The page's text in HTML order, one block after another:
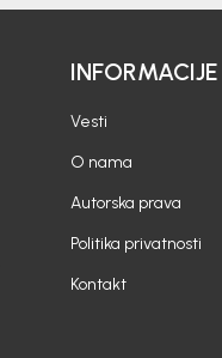
INFORMACIJE
Vesti
O nama
Autorska prava
Politika privatnosti
Kontakt